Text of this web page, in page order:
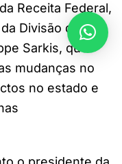
Receita Federal,
Divisão de
Sarkis, que
mudanças no
no estado e